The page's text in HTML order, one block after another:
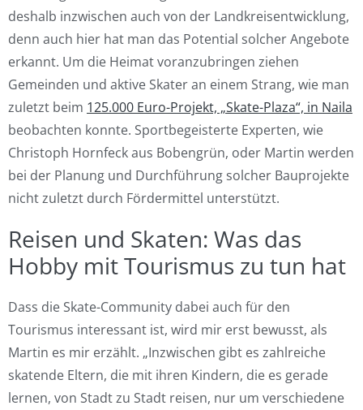
deshalb inzwischen auch von der Landkreisentwicklung,
denn auch hier hat man das Potential solcher Angebote
erkannt. Um die Heimat voranzubringen ziehen
Gemeinden und aktive Skater an einem Strang, wie man
zuletzt beim 125.000 Euro-Projekt, „Skate-Plaza“, in Naila
beobachten konnte. Sportbegeisterte Experten, wie
Christoph Hornfeck aus Bobengrün, oder Martin werden
bei der Planung und Durchführung solcher Bauprojekte
nicht zuletzt durch Fördermittel unterstützt.
Reisen und Skaten: Was das
Hobby mit Tourismus zu tun hat
Dass die Skate-Community dabei auch für den
Tourismus interessant ist, wird mir erst bewusst, als
Martin es mir erzählt. „Inzwischen gibt es zahlreiche
skatende Eltern, die mit ihren Kindern, die es gerade
lernen, von Stadt zu Stadt reisen, nur um verschiedene